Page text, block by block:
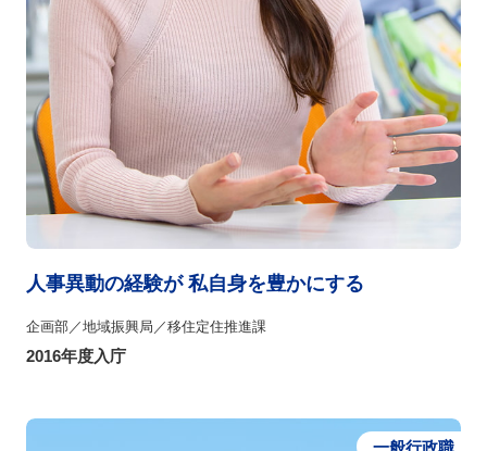
人事異動の経験が 私自身を豊かにする
企画部／地域振興局／移住定住推進課
2016年度入庁
一般行政職